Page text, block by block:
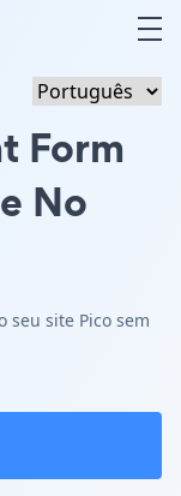
Form
No
seu site Pico sem